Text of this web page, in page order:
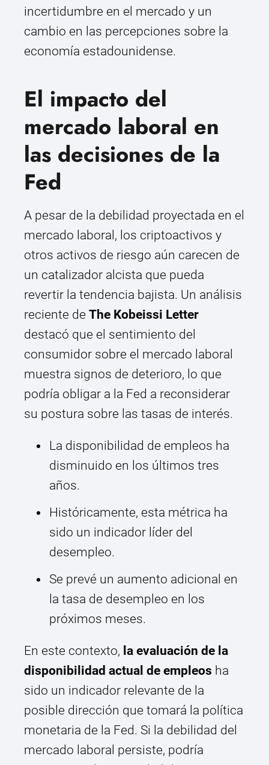
incertidumbre en el mercado y un
cambio en las percepciones sobre la
economía estadounidense.
El impacto del
mercado laboral en
las decisiones de la
Fed
A pesar de la debilidad proyectada en el
mercado laboral, los criptoactivos y
otros activos de riesgo aún carecen de
un catalizador alcista que pueda
revertir la tendencia bajista. Un análisis
reciente de The Kobeissi Letter
destacó que el sentimiento del
consumidor sobre el mercado laboral
muestra signos de deterioro, lo que
podría obligar a la Fed a reconsiderar
su postura sobre las tasas de interés.
La disponibilidad de empleos ha
disminuido en los últimos tres
años.
Históricamente, esta métrica ha
sido un indicador líder del
desempleo.
Se prevé un aumento adicional en
la tasa de desempleo en los
próximos meses.
En este contexto, la evaluación de la
disponibilidad actual de empleos ha
sido un indicador relevante de la
posible dirección que tomará la política
monetaria de la Fed. Si la debilidad del
mercado laboral persiste, podría